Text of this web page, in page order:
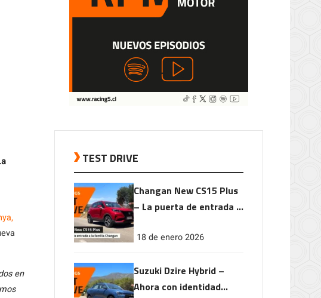
en
TEST DRIVE
Changan New CS15 Plus
– La puerta de entrada a
18 de enero 2026
Suzuki Dzire Hybrid –
Ahora con identidad